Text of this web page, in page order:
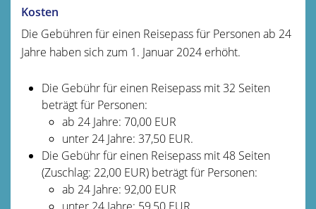
Kosten
Die Gebühren für einen Reisepass für Personen ab 24
Jahre haben sich zum 1. Januar 2024 erhöht.
Die Gebühr für einen Reisepass mit 32 Seiten
beträgt für Personen:
ab 24 Jahre: 70,00 EUR
unter 24 Jahre: 37,50 EUR.
Die Gebühr für einen Reisepass mit 48 Seiten
(Zuschlag: 22,00 EUR) beträgt für Personen:
ab 24 Jahre: 92,00 EUR